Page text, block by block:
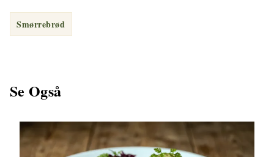
Smørrebrød
Se Også